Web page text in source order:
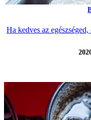
Ha kedves az